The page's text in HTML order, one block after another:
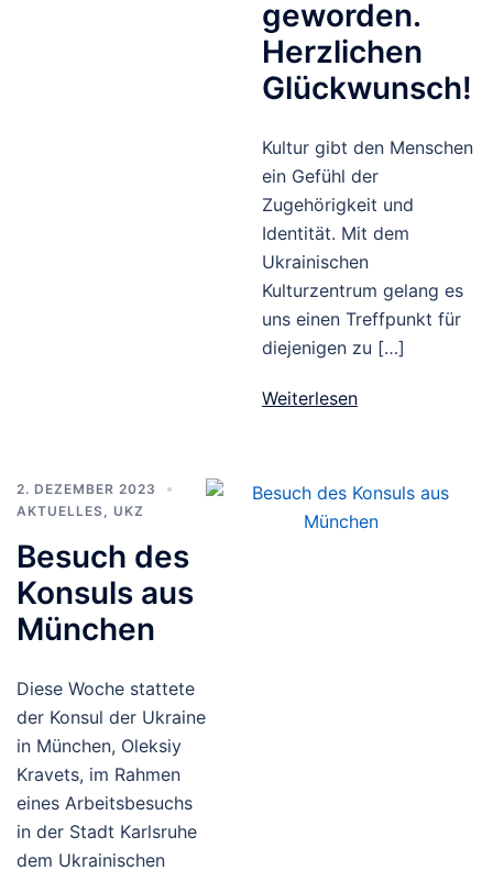
geworden.
Herzlichen
Glückwunsch!
Kultur gibt den Menschen
ein Gefühl der
Zugehörigkeit und
Identität. Mit dem
Ukrainischen
Kulturzentrum gelang es
uns einen Treffpunkt für
diejenigen zu […]
Weiterlesen
2. DEZEMBER 2023
AKTUELLES
UKZ
Besuch des
Konsuls aus
München
Diese Woche stattete
der Konsul der Ukraine
in München, Oleksiy
Kravets, im Rahmen
eines Arbeitsbesuchs
in der Stadt Karlsruhe
dem Ukrainischen